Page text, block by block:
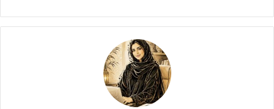
دولة، من كندا وسويسرا إلى اليابان والهند. وقد جذب هذا الحضور
الدولي الواسع أكثر من 16,700 زائر مهني، ما خلق بيئة ديناميكية
عالية المستوى للتواصل وإبرام الصفقات.
وإلى جانب مساحة العرض، شهدت دورةSIEMA 2025
مؤتمراً، قدّم خلالها 43 من قادة الصناعة رؤى متقدمة لآلاف